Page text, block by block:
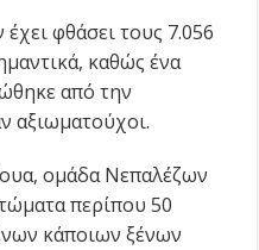
φθάσει τους 7.056
καθώς ένα
από την
αξιωματούχοι.
ομάδα Νεπαλέζων
περίπου 50
κάποιων ξένων